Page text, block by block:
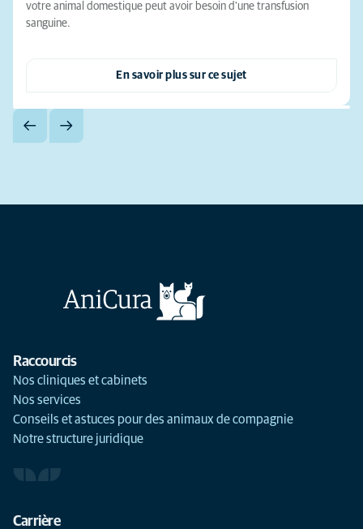
votre animal domestique peut avoir besoin d'une transfusion
sanguine.
En savoir plus sur ce sujet
Raccourcis
Nos cliniques et cabinets
Nos services
Conseils et astuces pour des animaux de compagnie
Notre structure juridique
Carrière